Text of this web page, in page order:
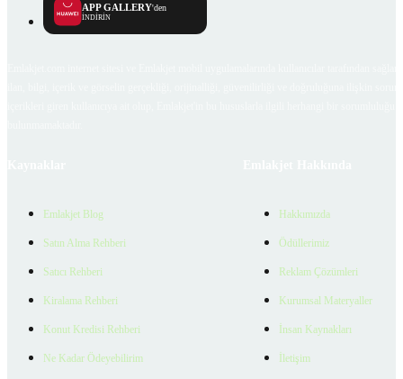
APP GALLERY'den
İNDİRİN
Emlakjet Blog
Satın Alma Rehberi
Satıcı Rehberi
Kiralama Rehberi
Konut Kredisi Rehberi
Ne Kadar Ödeyebilirim
Hakkımızda
Ödüllerimiz
Reklam Çözümleri
Kurumsal Materyaller
İnsan Kaynakları
İletişim